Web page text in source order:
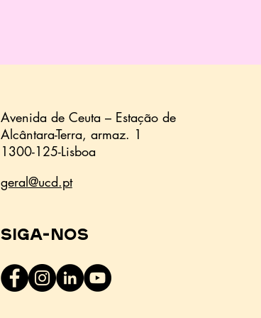
Avenida de Ceuta – Estação de
Alcântara-Terra, armaz. 1
1300-125-Lisboa
geral@ucd.pt
Siga-nos